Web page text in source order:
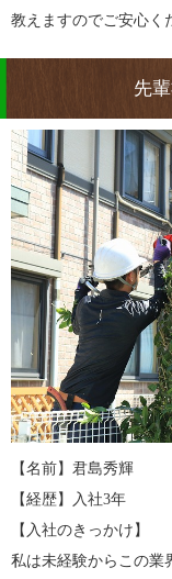
教えますのでご安心く
先
【名前】君島秀輝
【経歴】入社3年
【入社のきっかけ】
私は未経験からこの業